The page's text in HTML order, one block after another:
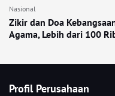
Nasional
Zikir dan Doa
Agama, Lebih dari 100
Profil Perusahaan